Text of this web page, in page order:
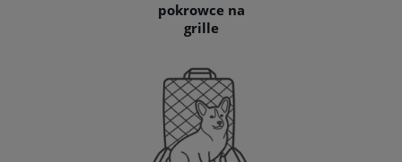
pokrowce na
grille